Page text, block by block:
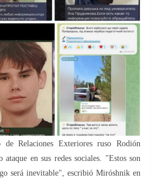
Relaciones Exteriores ruso Rodión
ataque en sus redes sociales. "Estos son
será inevitable", escribió Miróshnik en